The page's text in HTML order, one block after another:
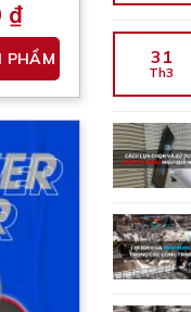
₫
PHẨM
Sản
biến
thể.
31
Th3